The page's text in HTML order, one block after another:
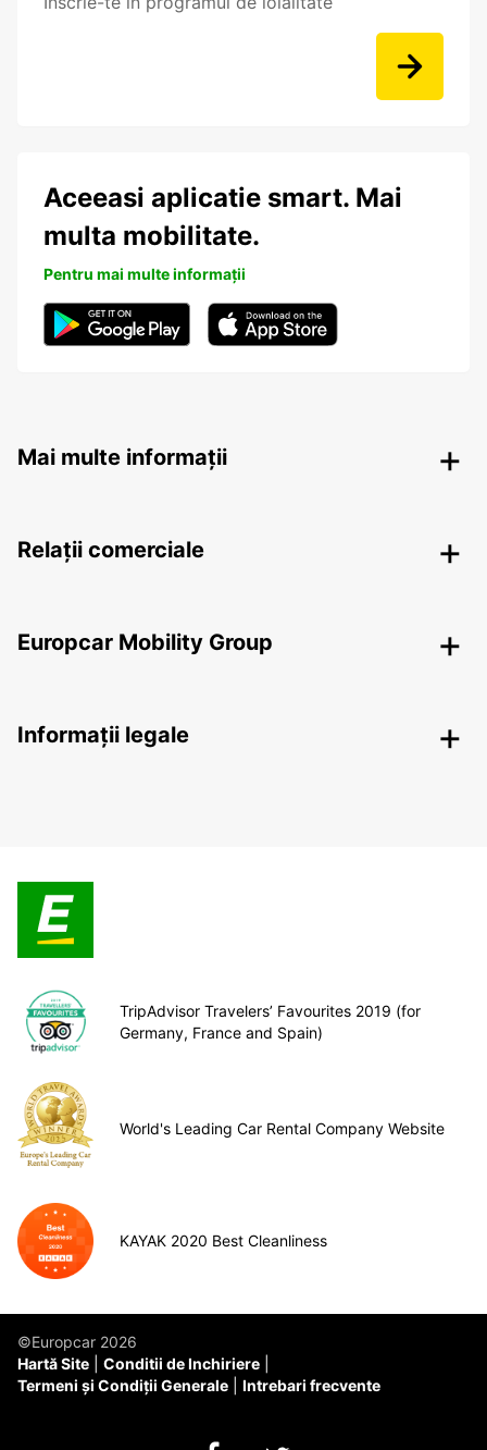
Aceeasi aplicatie smart. Mai
multa mobilitate.
Pentru mai multe informații
Mai multe informații
Relații comerciale
Europcar Mobility Group
Informații legale
TripAdvisor Travelers’ Favourites 2019 (for
Germany, France and Spain)
World's Leading Car Rental Company Website
KAYAK 2020 Best Cleanliness
©Europcar 2026
Hartă Site
Conditii de Inchiriere
Termeni și Condiții Generale
Intrebari frecvente